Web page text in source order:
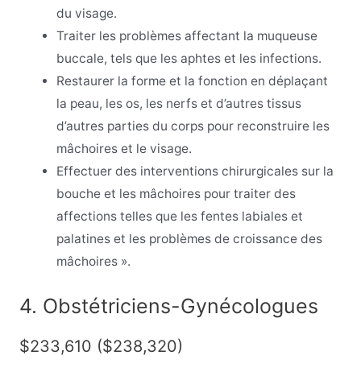
du visage.
Traiter les problèmes affectant la muqueuse
buccale, tels que les aphtes et les infections.
Restaurer la forme et la fonction en déplaçant
la peau, les os, les nerfs et d’autres tissus
d’autres parties du corps pour reconstruire les
mâchoires et le visage.
Effectuer des interventions chirurgicales sur la
bouche et les mâchoires pour traiter des
affections telles que les fentes labiales et
palatines et les problèmes de croissance des
mâchoires ».
4. Obstétriciens-Gynécologues
$233,610 ($238,320)